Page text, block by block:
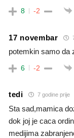
8 -2
17 novembar
potemkin samo da
6 -2
tedi 7 godine prije
Sta sad,mamica
dok joj je caca
medijima